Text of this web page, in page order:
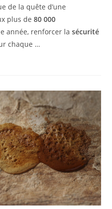
de la quête d’une
plus de80 000
année, renforcer lasécurité
chaque …